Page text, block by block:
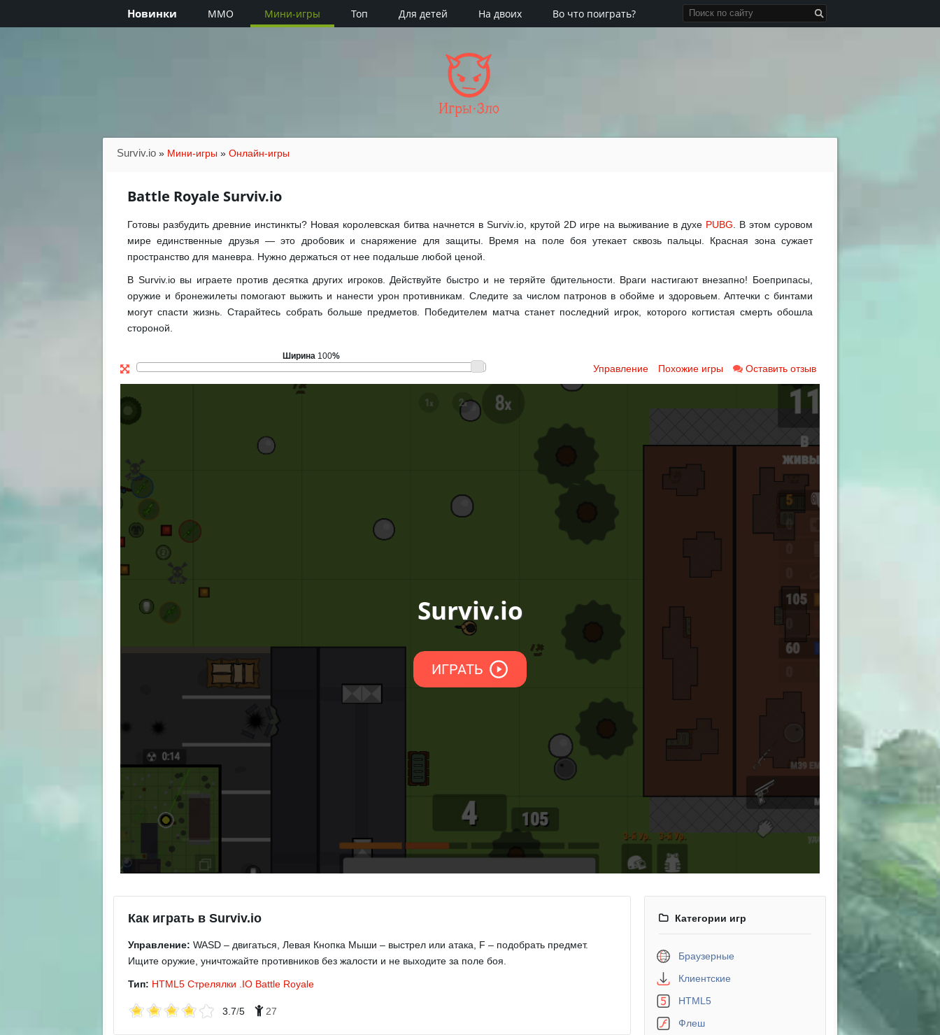
Новинки MMO Мини-игры Топ Для детей На двоих Во что поиграть?
Игры·Зло
Surviv.io » Мини-игры » Онлайн-игры
Battle Royale Surviv.io
Готовы разбудить древние инстинкты? Новая королевская битва начнется в Surviv.io, крутой 2D игре на выживание в духе PUBG . В этом суровом
мире единственные друзья — это дробовик и снаряжение для защиты. Время на поле боя утекает сквозь пальцы. Красная зона сужает
пространство для маневра. Нужно держаться от нее подальше любой ценой.
В Surviv.io вы играете против десятка других игроков. Действуйте быстро и не теряйте бдительности. Враги настигают внезапно! Боеприпасы,
оружие и бронежилеты помогают выжить и нанести урон противникам. Следите за числом патронов в обойме и здоровьем. Аптечки с бинтами
могут спасти жизнь. Старайтесь собрать больше предметов. Победителем матча станет последний игрок, которого когтистая смерть обошла
стороной.
Ширина 100%
Управление Похожие игры Оставить отзыв
Как играть в Surviv.io
Управление: WASD – двигаться, Левая Кнопка Мыши – выстрел или атака, F – подобрать предмет.
Ищите оружие, уничтожайте противников без жалости и не выходите за поле боя.
Тип: HTML5 Стрелялки .IO Battle Royale
3.7/5 27
Категории игр
Браузерные
Клиентские
HTML5
Флеш